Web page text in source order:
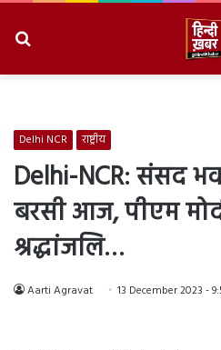
Delhi NCR राष्ट्रीय
Delhi-NCR: संसद
बरसी आज, पीएम
श्रद्धांजलि…
Aarti Agravat 13 December 2023 -